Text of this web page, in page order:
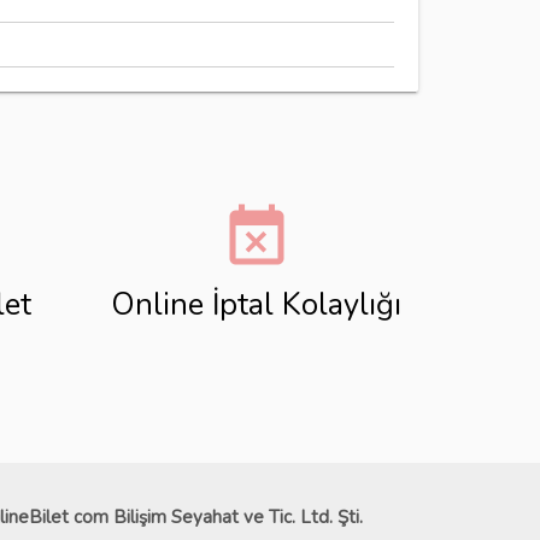
event_busy
Online İptal Kolaylığı
com Bilişim Seyahat ve Tic. Ltd. Şti.